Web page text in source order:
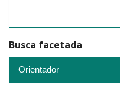
Busca facetada
Orientador